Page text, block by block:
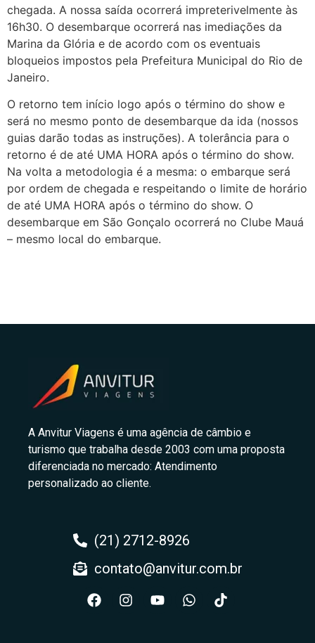
chegada. A nossa saída ocorrerá impreterivelmente às
16h30. O desembarque ocorrerá nas imediações da
Marina da Glória e de acordo com os eventuais
bloqueios impostos pela Prefeitura Municipal do Rio de
Janeiro.
O retorno tem início logo após o término do show e
será no mesmo ponto de desembarque da ida (nossos
guias darão todas as instruções). A tolerância para o
retorno é de até UMA HORA após o término do show.
Na volta a metodologia é a mesma: o embarque será
por ordem de chegada e respeitando o limite de horário
de até UMA HORA após o término do show. O
desembarque em São Gonçalo ocorrerá no Clube Mauá
– mesmo local do embarque.
A Anvitur Viagens é uma agência de câmbio e
turismo que trabalha desde 2003 com uma proposta
diferenciada no mercado: Atendimento
personalizado ao cliente.
(21) 2712-8926
contato@anvitur.com.br